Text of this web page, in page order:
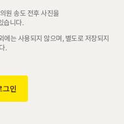
원 송도 전후 사진을
습니다.
는 사용되지 않으며, 별도로 저장되지
.